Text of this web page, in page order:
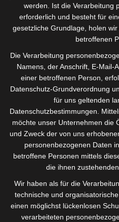
Bereit für die
Ist Ihre Organisation
Weichen richtig gestellt, um
erfolgreich zu
Organisation aus? Hier
machen. Beantworten Sie
Fragen und zählen Sie die
machen: Ist Erfahrung
Read
werden. Ist die Verarbeitung
erforderlich und besteht für
gesetzliche Grundlage, holen
betroffenen
Die Verarbeitung
Namens, der Anschrift, E-Mail-
einer betroffenen Person,
Datenschutz-Grundverordnung
für uns geltenden
Datenschutzbestimmungen.
möchte unser Unternehmen die
und Zweck der von uns
personenbezogenen Daten
betroffene Personen mittels
die ihnen
Wir haben als für die
technische und
einen möglichst lückenlosen
verarbeiteten